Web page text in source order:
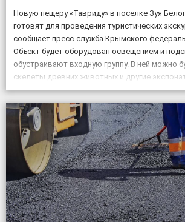
Новую пещеру «Тавриду» в поселке Зуя
готовят для проведения туристических
сообщает пресс-служба Крымского
Объект будет оборудован освещением и
обустраивают входную группу. В ней можно
скелеты древних животных и другие
возле пещеры появится музей и
пресс-служба КФУ Дата открытия